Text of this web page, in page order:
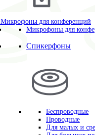
Микрофоны для конференций
Микрофоны для
Спикерфоны
Беспроводные
Проводные
Для малых и